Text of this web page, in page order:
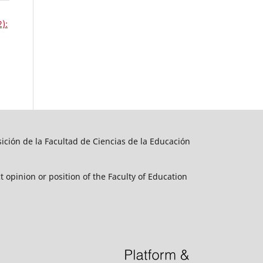
de la Facultad de Ciencias de la Educación
or position of the Faculty of Education